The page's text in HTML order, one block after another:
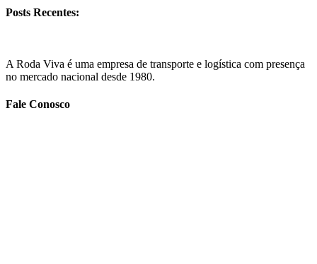
Posts Recentes:
A Roda Viva é uma empresa de transporte e logística com presença
no mercado nacional desde 1980.
Fale Conosco